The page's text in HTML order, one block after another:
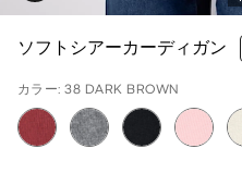
ソフトシアーカーディガン
カラー: 38 DARK BROWN